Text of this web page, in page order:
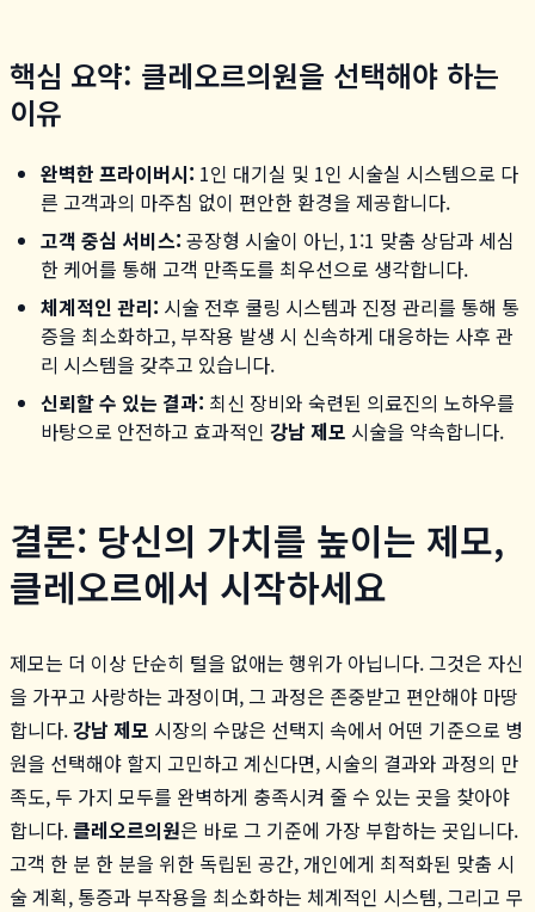
핵심 요약: 클레오르의원을 선택해야 하는
이유
완벽한 프라이버시: 1인 대기실 및 1인 시술실 시스템으로 다
른 고객과의 마주침 없이 편안한 환경을 제공합니다.
고객 중심 서비스: 공장형 시술이 아닌, 1:1 맞춤 상담과 세심
한 케어를 통해 고객 만족도를 최우선으로 생각합니다.
체계적인 관리: 시술 전후 쿨링 시스템과 진정 관리를 통해 통
증을 최소화하고, 부작용 발생 시 신속하게 대응하는 사후 관
리 시스템을 갖추고 있습니다.
신뢰할 수 있는 결과: 최신 장비와 숙련된 의료진의 노하우를
바탕으로 안전하고 효과적인 강남 제모 시술을 약속합니다.
결론: 당신의 가치를 높이는 제모,
클레오르에서 시작하세요
제모는 더 이상 단순히 털을 없애는 행위가 아닙니다. 그것은 자신
을 가꾸고 사랑하는 과정이며, 그 과정은 존중받고 편안해야 마땅
합니다.강남 제모 시장의 수많은 선택지 속에서 어떤 기준으로 병
원을 선택해야 할지 고민하고 계신다면, 시술의 결과와 과정의 만
족도, 두 가지 모두를 완벽하게 충족시켜 줄 수 있는 곳을 찾아야
합니다.클레오르의원은 바로 그 기준에 가장 부합하는 곳입니다.
고객 한 분 한 분을 위한 독립된 공간, 개인에게 최적화된 맞춤 시
술 계획, 통증과 부작용을 최소화하는 체계적인 시스템, 그리고 무